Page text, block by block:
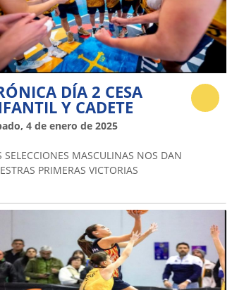
DÍA 2 CESA
Y CADETE
4 de enero de 2025
SELECCIONES MASCULINAS NOS DAN
PRIMERAS VICTORIAS